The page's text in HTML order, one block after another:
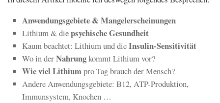
Anwendungsgebiete & Mangelerscheinungen
Lithium & diepsychische Gesundheit
Kaum beachtet: Lithium und dieInsulin-Sensitivität
Wo in derNahrungkommt Lithium vor?
Wie viel Lithiumpro Tag brauch der Mensch?
Andere Anwendungsgebiete: B12, ATP-Produktion,
Immunsystem, Knochen …